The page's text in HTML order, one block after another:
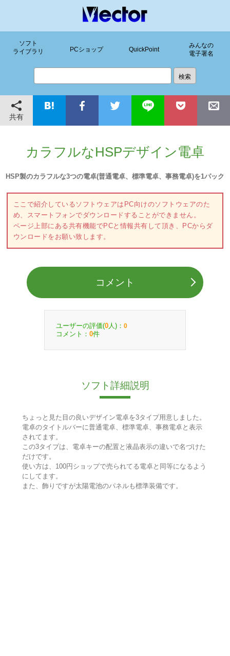
ソフト
ライブラリ
PCショップ QuickPoint
みんなの
電子署名
共有
カラフルなHSPデザイン電卓
HSP製のカラフルな3つの電卓(普通電卓、標準電卓、事務電卓)を1パック
ここで紹介しているソフトウェアはPC向けのソフトウェアのた
め、スマートフォンでダウンロードすることができません。
ページ上部にある共有機能でPCと情報共有して頂き、PCからダ
ウンロードをお願い致します。
コメント
ユーザーの評価(0 人)： 0
コメント： 0件
ソフト詳細説明
ちょっと見た目の良いデザイン電卓を3タイプ用意しました。
電卓のタイトルバーに普通電卓、標準電卓、事務電卓と表示
されてます。
この3タイプは、電卓キーの配置と液晶表示の違いで名づけた
だけです。
使い方は、100円ショップで売られてる電卓と同等になるよう
にしてます。
また、飾りですが太陽電池のパネルも標準装備です。